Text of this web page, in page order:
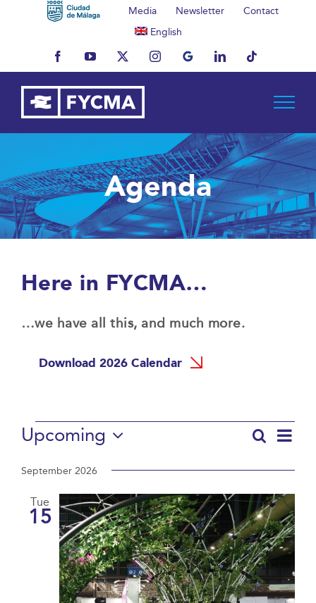
Media Newsletter
Contact
English
FacebookYouTubeX InstagramMyBusinessLinkedInTiktok
Agenda
Here in FYCMA…
…we have all this, and much more.
Download 2026 Calendar
Events
Events
Search
and
Views
Search
List
Upcoming
date.
September 2026
Tue
15